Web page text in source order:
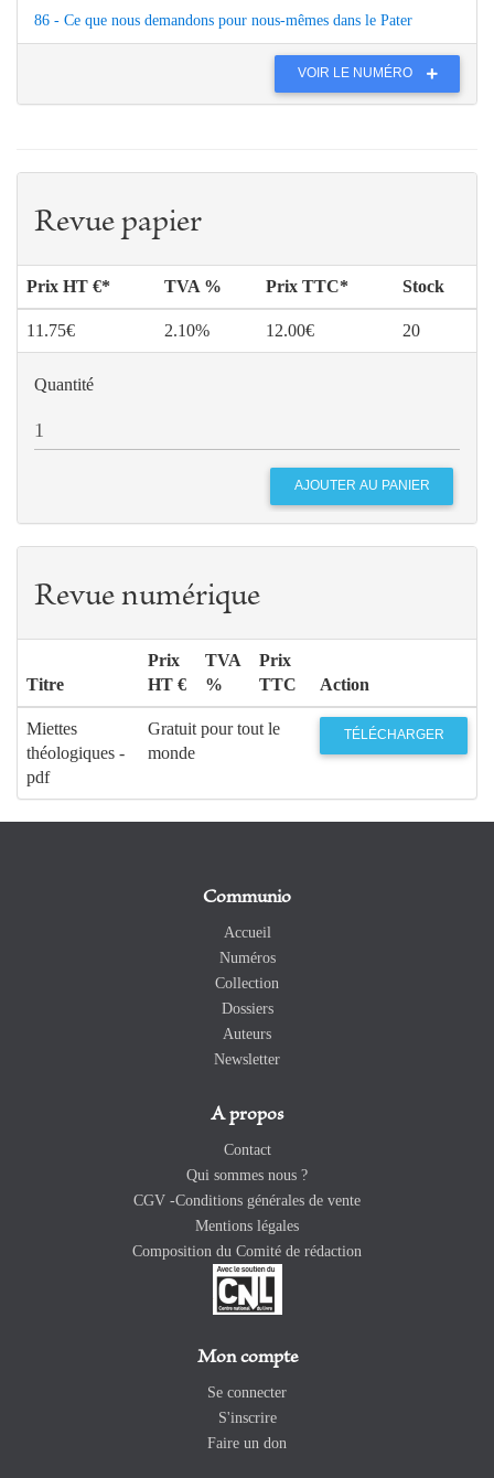
86 - Ce que nous demandons pour nous-mêmes dans le Pater
VOIR LE NUMÉRO
Revue papier
Prix HT €* TVA % Prix TTC* Stock
11.75€ 2.10% 12.00€ 20
Quantité
Revue numérique
Titre
Prix
HT €
TVA
%
Prix
TTC
Action
Miettes
théologiques -
pdf
Gratuit pour tout le
monde
TÉLÉCHARGER
Communio
Accueil
Numéros
Collection
Dossiers
Auteurs
Newsletter
A propos
Contact
Qui sommes nous ?
CGV -Conditions générales de vente
Mentions légales
Composition du Comité de rédaction
Mon compte
Se connecter
S'inscrire
Faire un don